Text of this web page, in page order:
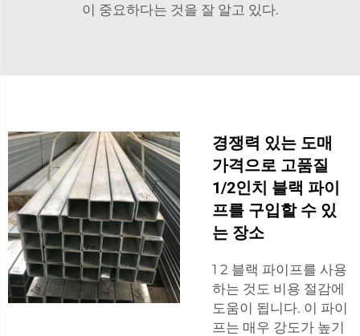
이 중요하다는 것을 잘 알고 있다.
경쟁력 있는 도매
가격으로 고품질
1/2인치 블랙 파이
프를 구입할 수 있
는 장소
1 2 블랙 파이프를 사용
하는 것도 비용 절감에
도움이 됩니다. 이 파이
프는 매우 강도가 높기